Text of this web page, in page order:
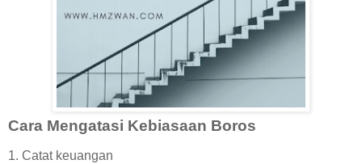
Cara Mengatasi Kebiasaan Boros
1. Catat keuangan